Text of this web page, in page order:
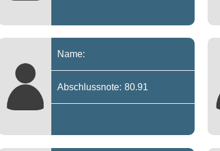
Name:
Abschlussnote: 80.91